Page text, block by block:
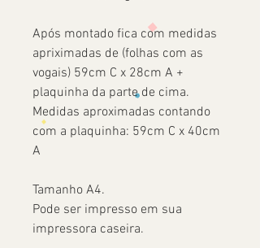
Após montado fica com medidas
apriximadas de (folhas com as
vogais) 59cm C x 28cm A +
plaquinha da parte de cima.
Medidas aproximadas contando
com a plaquinha: 59cm C x 40cm
A
Tamanho A4.
Pode ser impresso em sua
impressora caseira.